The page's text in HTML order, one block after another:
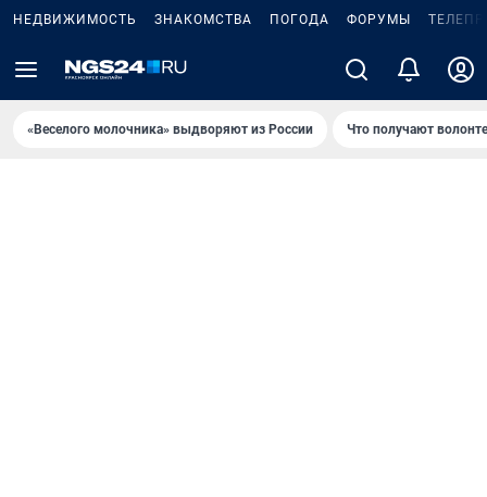
НЕДВИЖИМОСТЬ ЗНАКОМСТВА ПОГОДА ФОРУМЫ
«Веселого молочника» выдворяют из России Что получают